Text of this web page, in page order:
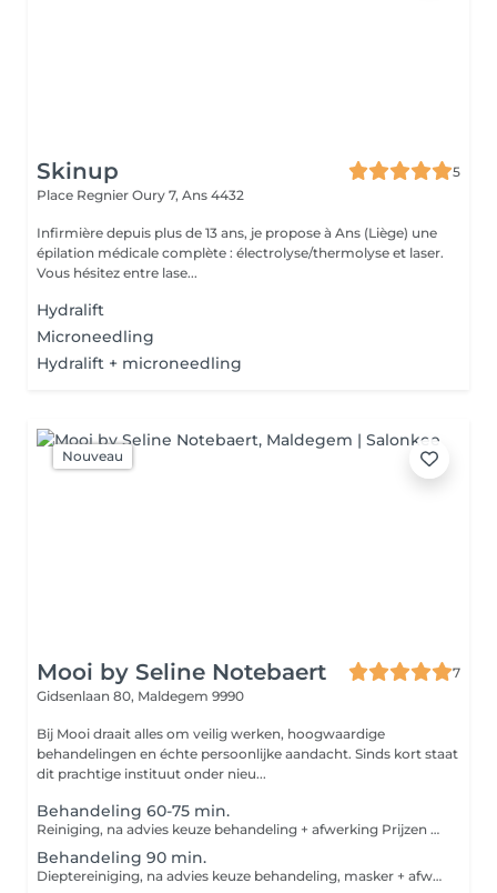
Skinup
5
Place Regnier Oury 7, Ans 4432
Infirmière depuis plus de 13 ans, je propose à Ans (Liège) une
épilation médicale complète : électrolyse/thermolyse et laser.
Vous hésitez entre lase...
Hydralift
Microneedling
Hydralift + microneedling
Nouveau
Mooi by Seline Notebaert
7
Gidsenlaan 80, Maldegem 9990
Bij Mooi draait alles om veilig werken, hoogwaardige
behandelingen en échte persoonlijke aandacht. Sinds kort staat
dit prachtige instituut onder nieu...
Behandeling 60-75 min.
Reiniging, na advies keuze behandeling + afwerking Prijzen kunnen afwijken na keuze behandeling
Behandeling 90 min.
Dieptereiniging, na advies keuze behandeling, masker + afwerking Prijzen kunnen afwijken na keuze behandeling